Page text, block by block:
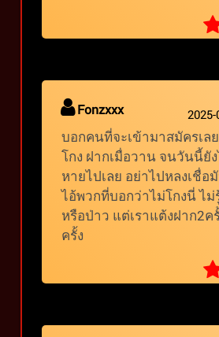
Fonzxxx
บอกคนที่จะเข้ามาสมัครเล
โกง ฝากเมื่อวาน จนวันนี้ยั
หายไปเลย อย่าไปหลงเชื่อ
ไอ้พวกที่บอกว่าไม่โกงนี่ ไ
หรือป่าว แต่เราแต้งฝาก2ค
ครั้ง